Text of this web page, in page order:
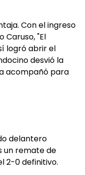
Con el ingreso
Caruso, "El
logró abrir el
desvió la
acompañó para
delantero
un remate de
2-0 definitivo.